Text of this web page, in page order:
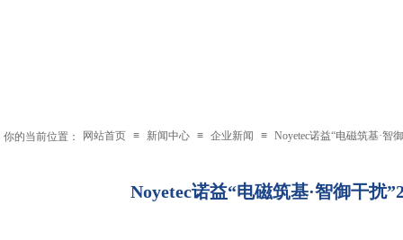
你的当前位置： 网站首页 ≡ 新闻中心 ≡ 企业新闻 ≡ Noyetec诺益“电磁筑基·智
Noyetec诺益“电磁筑基·智御干扰